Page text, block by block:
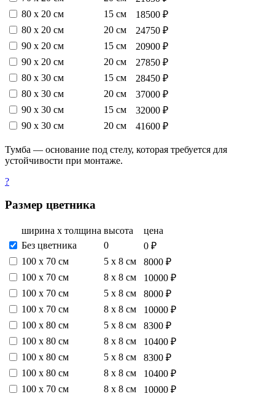
80 х 20 см
15 см
18500 ₽
80 х 20 см
20 см
24750 ₽
90 х 20 см
15 см
20900 ₽
90 х 20 см
20 см
27850 ₽
80 х 30 см
15 см
28450 ₽
80 х 30 см
20 см
37000 ₽
90 х 30 см
15 см
32000 ₽
90 х 30 см
20 см 41600 ₽
Тумба — основание под стелу, которая требуется для
устойчивости при монтаже.
?
Размер цветника
ширина х толщина высота
цена
Без цветника
0
0 ₽
100 х 70 см
5 х 8 см
8000 ₽
100 х 70 см
8 х 8 см
10000 ₽
100 х 70 см
5 х 8 см
8000 ₽
100 х 70 см
8 х 8 см
10000 ₽
100 х 80 см
5 х 8 см
8300 ₽
100 х 80 см
8 х 8 см
10400 ₽
100 х 80 см
5 х 8 см
8300 ₽
100 х 80 см
8 х 8 см
10400 ₽
100 х 70 см
8 х 8 см
10000 ₽